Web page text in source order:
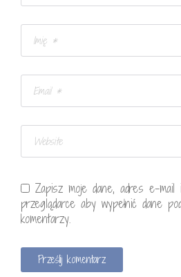
Zapisz moje dane, adres e-
przeglądarce aby wypełnić dane
komentarzy.